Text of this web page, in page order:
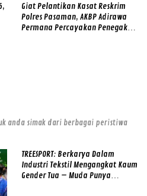
Giat Pelantikan Kasat Reskrim
Polres Pasaman, AKBP Adirawa
Permana Percayakan Penegakan
anda simak dari berbagai peristiwa
TREESPORT: Berkarya Dalam
Industri Tekstil Mengangkat Kaum
Gender Tua – Muda Punya